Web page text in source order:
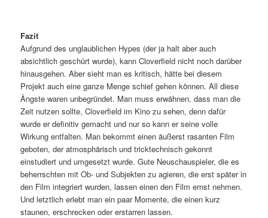
Fazit
Aufgrund des unglaublichen Hypes (der ja halt aber auch
absichtlich geschürt wurde), kann Cloverfield nicht noch darüber
hinausgehen. Aber sieht man es kritisch, hätte bei diesem
Projekt auch eine ganze Menge schief gehen können. All diese
Ängste waren unbegründet. Man muss erwähnen, dass man die
Zeit nutzen sollte, Cloverfield im Kino zu sehen, denn dafür
wurde er definitiv gemacht und nur so kann er seine volle
Wirkung entfalten. Man bekommt einen äußerst rasanten Film
geboten, der atmosphärisch und tricktechnisch gekonnt
einstudiert und umgesetzt wurde. Gute Neuschauspieler, die es
beherrschten mit Ob- und Subjekten zu agieren, die erst später in
den Film integriert wurden, lassen einen den Film ernst nehmen.
Und letztlich erlebt man ein paar Momente, die einen kurz
staunen, erschrecken oder erstarren lassen.